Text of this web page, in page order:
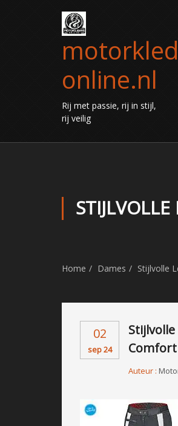
online.nl
Rij met passie, rij in stijl,
rij veilig
Home Dames Stijlvolle
02
sep 24
Auteur :